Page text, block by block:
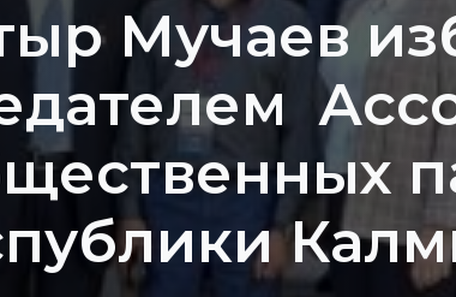
Мучаев